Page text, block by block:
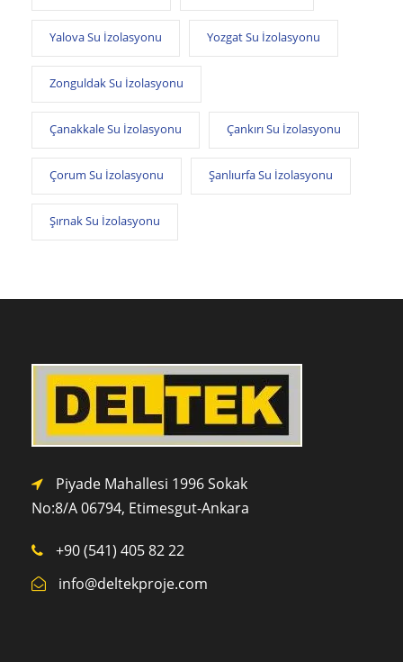
Yalova Su İzolasyonu Yozgat Su İzolasyonu
Zonguldak Su İzolasyonu
Çanakkale Su İzolasyonu Çankırı Su İzolasyonu
Çorum Su İzolasyonu Şanlıurfa Su İzolasyonu
Şırnak Su İzolasyonu
Piyade Mahallesi 1996 Sokak
No:8/A 06794, Etimesgut-Ankara
+90 (541) 405 82 22
info@deltekproje.com